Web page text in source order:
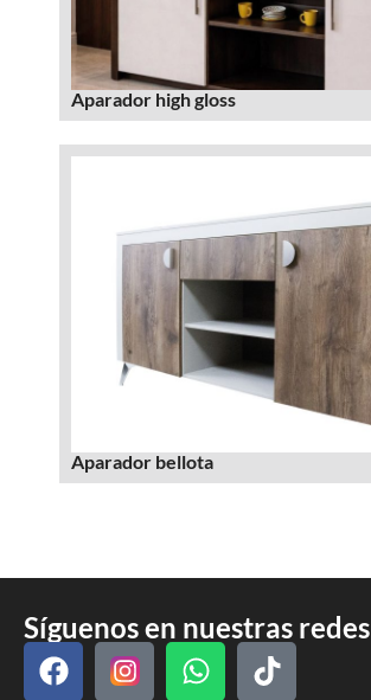
Aparador high gloss
Aparador bellota
Síguenos en nuestras redes